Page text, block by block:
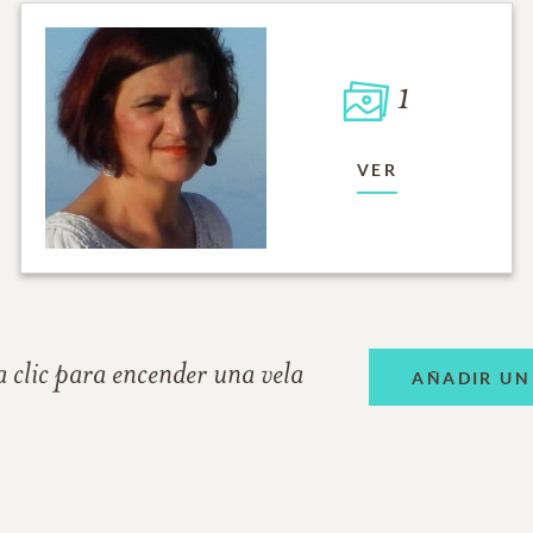
1
VER
clic para encender una vela AÑADIR UN